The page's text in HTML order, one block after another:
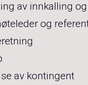
av innkalling
og
av kontingent